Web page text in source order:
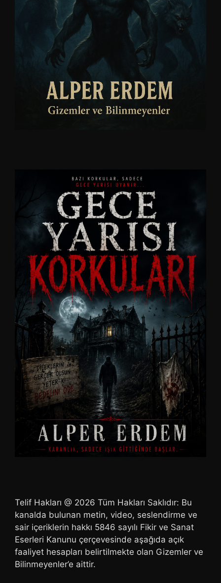
Telif Hakları @ 2026 Tüm Hakları Saklıdır: Bu
kanalda bulunan metin, video, seslendirme ve
sair içeriklerin hakkı 5846 sayılı Fikir ve Sanat
Eserleri Kanunu çerçevesinde aşağıda açık
faaliyet hesapları belirtilmekte olan Gizemler ve
Bilinmeyenler’e aittir.